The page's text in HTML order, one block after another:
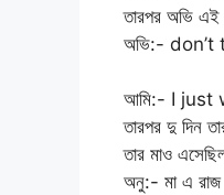
তারপর অভি
অভি:-
আমি:- I just
তারপর দু দিন
তার মাও
অনু:- মা এ রাজ